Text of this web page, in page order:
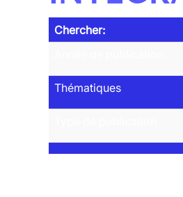
Chercher:
Thématiques